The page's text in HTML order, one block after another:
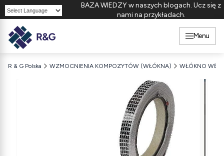
Powered by
BAZA WIEDZY w naszych blogach. Ucz się z
nami na przykładach.
Menu
R & G Polska WZMOCNIENIA KOMPOZYTÓW (WŁÓKNA) WŁÓKNO